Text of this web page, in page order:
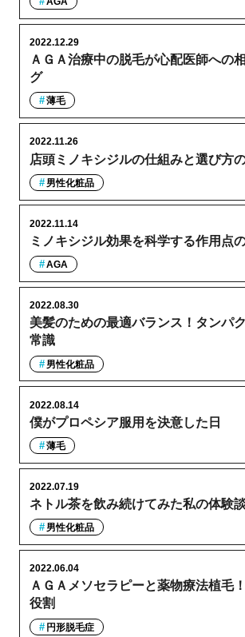
ＡＧＡ治療中の脱毛が心配医師への
グ
2022.12.29
薄毛
店頭ミノキシジルの仕組みと選び方
2022.11.26
男性化粧品
ミノキシジル効果を科学する作用点
2022.11.14
AGA
美髪のための最適バランス！タンパ
常識
2022.08.30
男性化粧品
僕がプロペシア服用を決意した日
2022.08.14
薄毛
ネトル茶を飲み続けてみた私の体験
2022.07.19
男性化粧品
ＡＧＡメソセラピーと薬物療法植毛
役割
2022.06.04
円形脱毛症